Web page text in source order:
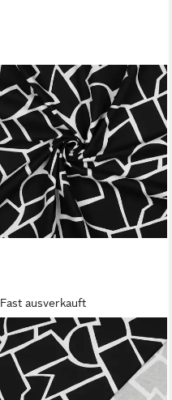
Fast ausverkauft
MADDMA
Stoff 0,5m bedruckter
Canvas-Stoff Baumwollstoff
Meterware, Motivwahl,